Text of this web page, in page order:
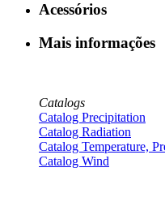
Acessórios
Mais informações
Catalogs
Catalog Precipitation
Catalog Radiation
Catalog Temperature,
Catalog Wind